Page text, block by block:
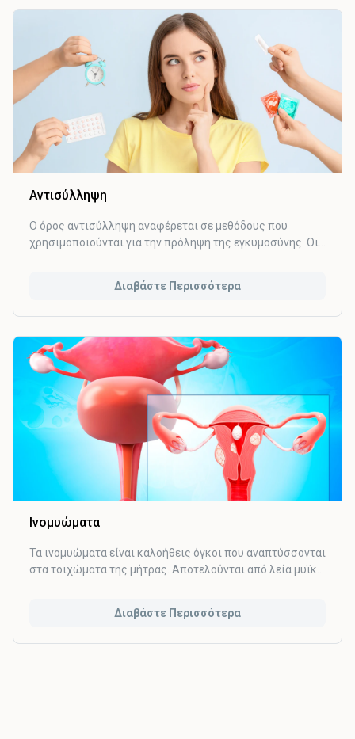
κόλπου, του τραχήλου και του ορθού. Περίπου 13 τύποι
HPV σχετίζονται με την ανάπτυξη καρκίνου του τραχήλου
της μήτρας και ονομάζονται «υψηλού κινδύνου».
Αντισύλληψη
Ο όρος αντισύλληψη αναφέρεται σε μεθόδους που
χρησιμοποιούνται για την πρόληψη της εγκυμοσύνης. Οι
ζευγάρι επιθυμεί αντισύλληψη, αυτοί μπορεί να είναι
Διαβάστε Περισσότερα
Ινομυώματα
Τα ινομυώματα είναι καλοήθεις όγκοι που αναπτύσσονται
στα τοιχώματα της μήτρας. Αποτελούνται από λεία μυϊκά
καθώς μπορεί να είναι από πολύ μικρά με διάμετρο
Διαβάστε Περισσότερα